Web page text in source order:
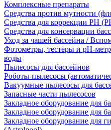
Комплексные препараты
Средства против мутности
Средства для коррекции PH
Средства для консервации
Уход за чашей бассейна /
Фотометры, тестеры и рН-метр
воды
Пылесосы для бассейнов
Роботы-пылесосы
Вакуумные пылесосы для
Запасные части пылесосов
Закладное оборудование для
Закладное оборудование для
Закладное оборудование для